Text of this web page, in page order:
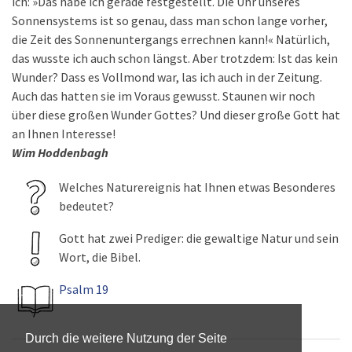
Durch die weitere Nutzung der Seite
Sonnensystems ist so genau, dass man schon lange vorher,
die Zeit des Sonnenuntergangs errechnen kann!« Natürlich,
das wusste ich auch schon längst. Aber trotzdem: Ist das kein
Wunder? Dass es Vollmond war, las ich auch in der Zeitung.
Auch das hatten sie im Voraus gewusst. Staunen wir noch
über diese großen Wunder Gottes? Und dieser große Gott hat
an Ihnen Interesse!
Wim Hoddenbagh
Welches Naturereignis hat Ihnen etwas Besonderes
bedeutet?
Gott hat zwei Prediger: die gewaltige Natur und sein
Wort, die Bibel.
Psalm 19